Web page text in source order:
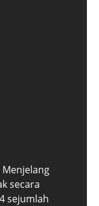
Menjelang
secara
sejumlah